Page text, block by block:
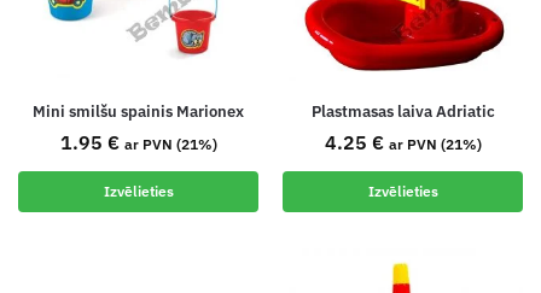
Mini smilšu spainis Marionex
1.95 € ar PVN (21%)
Izvēlieties
Plastmasas laiva Adriatic
4.25 € ar PVN (21%)
Izvēlieties